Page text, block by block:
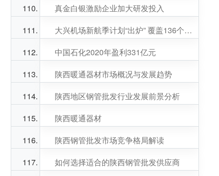
真金白银激励企业加大研发投入
大兴机场新航季计划“出炉” 覆盖136个国内航点
中国石化2020年盈利331亿元
陕西暖通器材市场概况与发展趋势
陕西地区钢管批发行业发展前景分析
陕西暖通器材
陕西钢管批发市场竞争格局解读
如何选择适合的陕西钢管批发供应商